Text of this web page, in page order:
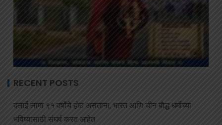
RECENT POSTS
दलाई लामा ९१ वर्षांचे होत असताना, भारत आणि चीन बौद्ध धर्माच्या
भविष्यासाठी संघर्ष करत आहेत